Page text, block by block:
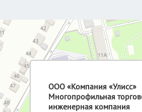
ООО «Компания «Улисс»
Многопрофильная
инженерная компания